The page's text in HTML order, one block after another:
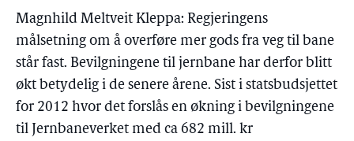
Magnhild Meltveit Kleppa: Regjeringens
målsetning om å overføre mer gods fra veg til bane
står fast. Bevilgningene til jernbane har derfor blitt
økt betydelig i de senere årene. Sist i statsbudsjettet
for 2012 hvor det forslås en økning i bevilgningene
til Jernbaneverket med ca 682 mill. kr